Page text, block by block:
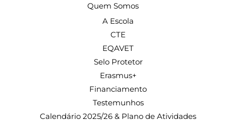
Quem Somos
A Escola
CTE
EQAVET
Selo Protetor
Erasmus+
Financiamento
Testemunhos
Calendário 2025/26 & Plano de Atividades